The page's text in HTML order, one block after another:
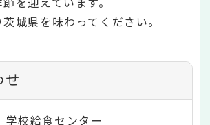
城県を味わってください。
せ
校給食センター